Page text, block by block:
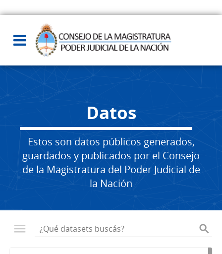
Datos
Estos son datos públicos generados,
guardados y publicados por el Consejo
de la Magistratura del Poder Judicial de
la Nación